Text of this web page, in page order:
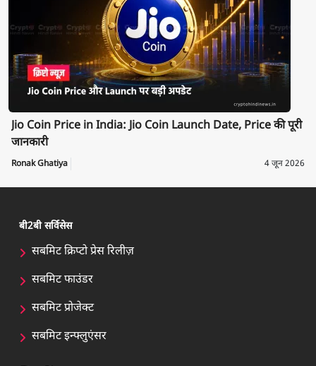
Jio Coin Price in India: Jio Coin Launch Date, Price की पूरी
जानकारी
Ronak Ghatiya 4 जून 2026
बी2बी सर्विसेस
सबमिट क्रिप्टो प्रेस रिलीज़
सबमिट फाउंडर
सबमिट प्रोजेक्ट
सबमिट इन्फ्लुएंसर